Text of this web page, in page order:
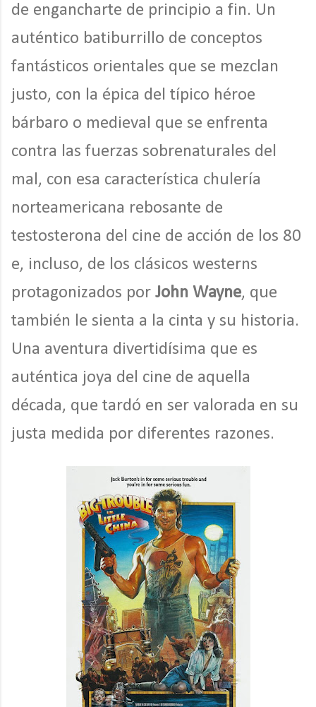
de engancharte de principio a fin. Un
auténtico batiburrillo de conceptos
fantásticos orientales que se mezclan
justo, con la épica del típico héroe
bárbaro o medieval que se enfrenta
contra las fuerzas sobrenaturales del
mal, con esa característica chulería
norteamericana rebosante de
testosterona del cine de acción de los 80
e, incluso, de los clásicos westerns
protagonizados por John Wayne, que
también le sienta a la cinta y su historia.
Una aventura divertidísima que es
auténtica joya del cine de aquella
década, que tardó en ser valorada en su
justa medida por diferentes razones.